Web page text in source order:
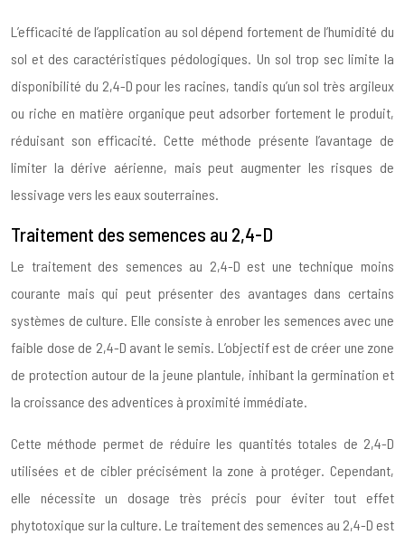
L’efficacité de l’application au sol dépend fortement de l’humidité du
sol et des caractéristiques pédologiques. Un sol trop sec limite la
disponibilité du 2,4-D pour les racines, tandis qu’un sol très argileux
ou riche en matière organique peut adsorber fortement le produit,
réduisant son efficacité. Cette méthode présente l’avantage de
limiter la dérive aérienne, mais peut augmenter les risques de
lessivage vers les eaux souterraines.
Traitement des semences au 2,4-D
Le traitement des semences au 2,4-D est une technique moins
courante mais qui peut présenter des avantages dans certains
systèmes de culture. Elle consiste à enrober les semences avec une
faible dose de 2,4-D avant le semis. L’objectif est de créer une zone
de protection autour de la jeune plantule, inhibant la germination et
la croissance des adventices à proximité immédiate.
Cette méthode permet de réduire les quantités totales de 2,4-D
utilisées et de cibler précisément la zone à protéger. Cependant,
elle nécessite un dosage très précis pour éviter tout effet
phytotoxique sur la culture. Le traitement des semences au 2,4-D est